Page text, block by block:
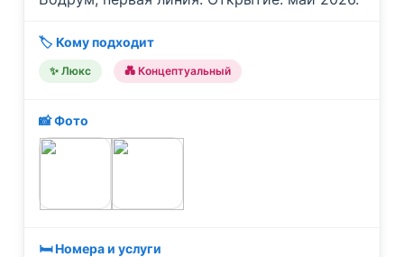
🏷️ Кому подходит
✨ Люкс 💑 Концептуальный
📸 Фото
🛏️ Номера и услуги